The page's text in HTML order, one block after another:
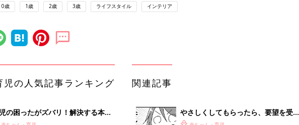
0歳 1歳 2歳 3歳 ライフスタイル インテリア
児の人気記事ランキング
の困ったがズバリ！解決する本
よこクラブ 秋号』 4カ月～2才
関連記事
やさしくしてもらったら、要望を受け
入れるべき？ 子どもの安全を最優先